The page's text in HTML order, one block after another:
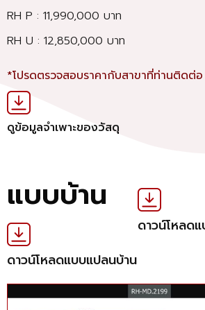
RH P : 11,990,000 บาท
RH U : 12,850,000 บาท
*โปรดตรวจสอบราคากับสาขาที่ท่านติดต่อ
ดูข้อมูลจำเพาะของวัสดุ
แบบบ้าน
ดาวน์โหลด
ดาวน์โหลดแบบแปลนบ้าน